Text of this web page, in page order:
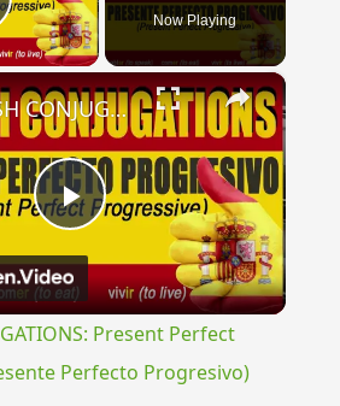
Video Now Playing
×
Play
Video
SPANISH CONJUGATIONS: Present Perfect Progressive (Presente Perfecto Progresivo)
Present Perfect
Perfecto Progresivo)